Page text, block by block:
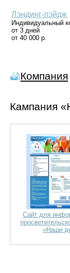
Лэндинг-пэйдж
Индивидуальный
от 3 дней
от 40 000 р.
Компания
Кампания
Сайт для
«Наши